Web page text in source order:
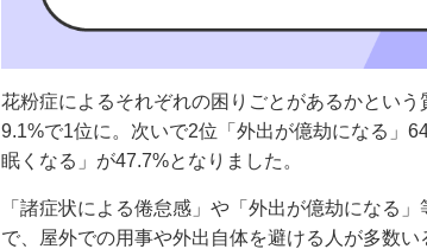
花粉症によるそれぞれの困りごとがあるかとい
9.1%で1位に。次いで2位「外出が億劫になる」
眠くなる」が47.7%となりました。
「諸症状による倦怠感」や「外出が億劫になる
で、屋外での用事や外出自体を避ける人が多数い